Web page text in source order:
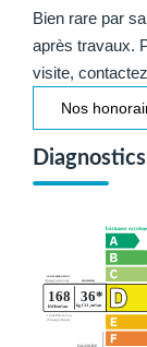
Bien rare par
après travaux.
visite,
Nos